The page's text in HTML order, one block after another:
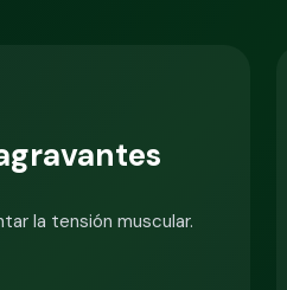
la tensión muscular.